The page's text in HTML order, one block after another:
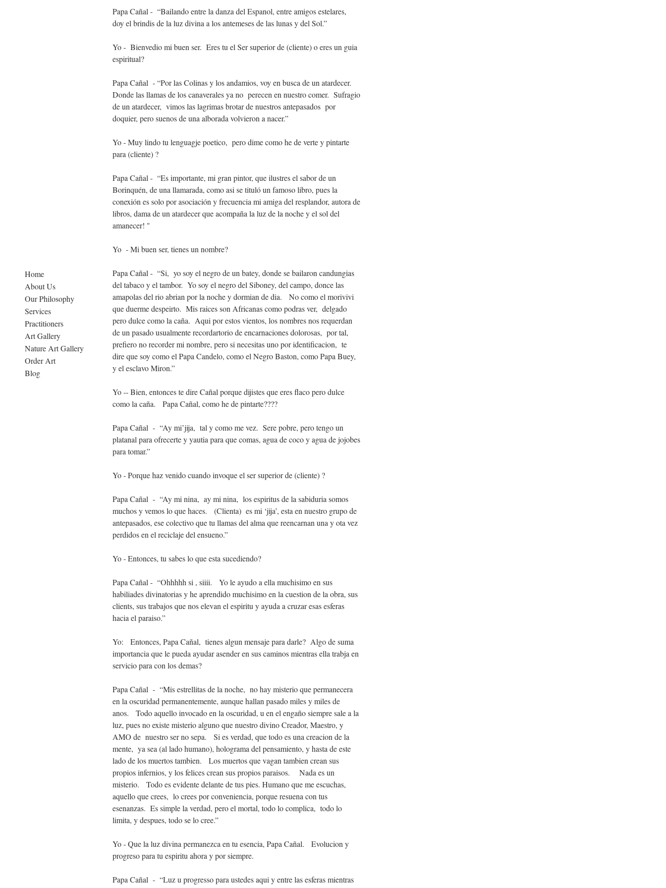
Home
About Us
Our Philosophy
Services
Practitioners
Art Gallery
Nature Art Gallery
Order Art
Blog
Papa Cañal - “Bailando entre la danza del Espanol, entre amigos estelares,
doy el brindis de la luz divina a los antemeses de las lunas y del Sol.”
Yo - Bienvedio mi buen ser. Eres tu el Ser superior de (cliente) o eres un guia
espiritual?
Papa Cañal - “Por las Colinas y los andamios, voy en busca de un atardecer.
Donde las llamas de los canaverales ya no perecen en nuestro comer. Sufragio
de un atardecer, vimos las lagrimas brotar de nuestros antepasados por
doquier, pero suenos de una alborada volvieron a nacer.”
Yo - Muy lindo tu lenguagje poetico, pero dime como he de verte y pintarte
para (cliente) ?
Papa Cañal - “Es importante, mi gran pintor, que ilustres el sabor de un
Borinquén, de una llamarada, como asi se tituló un famoso libro, pues la
conexión es solo por asociación y frecuencia mi amiga del resplandor, autora de
libros, dama de un atardecer que acompaña la luz de la noche y el sol del
amanecer! "
Yo - Mi buen ser, tienes un nombre?
Papa Cañal - “Si, yo soy el negro de un batey, donde se bailaron candungias
del tabaco y el tambor. Yo soy el negro del Siboney, del campo, donce las
amapolas del rio abrian por la noche y dormian de dia. No como el morivivi
que duerme despeirto. Mis raices son Africanas como podras ver, delgado
pero dulce como la caña. Aqui por estos vientos, los nombres nos requerdan
de un pasado usualmente recordartorio de encarnaciones dolorosas, por tal,
prefiero no recorder mi nombre, pero si necesitas uno por identificacion, te
dire que soy como el Papa Candelo, como el Negro Baston, como Papa Buey,
y el esclavo Miron.”
Yo -- Bien, entonces te dire Cañal porque dijistes que eres flaco pero dulce
como la caña. Papa Cañal, como he de pintarte????
Papa Cañal - “Ay mi’jija, tal y como me vez. Sere pobre, pero tengo un
platanal para ofrecerte y yautia para que comas, agua de coco y agua de jojobes
para tomar.”
Yo - Porque haz venido cuando invoque el ser superior de (cliente) ?
Papa Cañal - “Ay mi nina, ay mi nina, los espiritus de la sabiduria somos
muchos y vemos lo que haces. (Clienta) es mi ‘jija’, esta en nuestro grupo de
antepasados, ese colectivo que tu llamas del alma que reencarnan una y ota vez
perdidos en el reciclaje del ensueno.”
Yo - Entonces, tu sabes lo que esta sucediendo?
Papa Cañal - “Ohhhhh si , siiii. Yo le ayudo a ella muchisimo en sus
habiliades divinatorias y he aprendido muchisimo en la cuestion de la obra, sus
clients, sus trabajos que nos elevan el espiritu y ayuda a cruzar esas esferas
hacia el paraiso.”
Yo: Entonces, Papa Cañal, tienes algun mensaje para darle? Algo de suma
importancia que le pueda ayudar asender en sus caminos mientras ella trabja en
servicio para con los demas?
Papa Cañal - “Mis estrellitas de la noche, no hay misterio que permanecera
en la oscuridad permanentemente, aunque hallan pasado miles y miles de
anos. Todo aquello invocado en la oscuridad, u en el engaño siempre sale a la
luz, pues no existe misterio alguno que nuestro divino Creador, Maestro, y
AMO de nuestro ser no sepa. Si es verdad, que todo es una creacion de la
mente, ya sea (al lado humano), holograma del pensamiento, y hasta de este
lado de los muertos tambien. Los muertos que vagan tambien crean sus
propios infernios, y los felices crean sus propios paraisos. Nada es un
misterio. Todo es evidente delante de tus pies. Humano que me escuchas,
aquello que crees, lo crees por conveniencia, porque resuena con tus
esenanzas. Es simple la verdad, pero el mortal, todo lo complica, todo lo
limita, y despues, todo se lo cree.”
Yo - Que la luz divina permanezca en tu esencia, Papa Cañal. Evolucion y
progreso para tu espiritu ahora y por siempre.
Papa Cañal - “Luz u progresso para ustedes aqui y entre las esferas mientras